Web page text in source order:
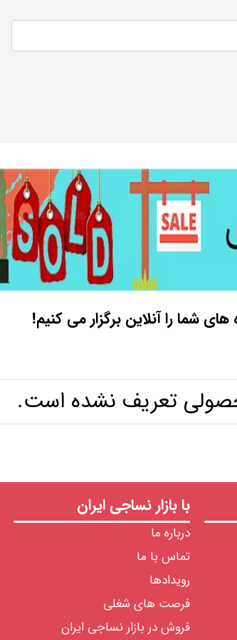
های شما را آنلاین برگزار می کنیم!
تعریف نشده است.
با بازار نساجی ایران
درباره ما
تماس با ما
رویدادها
فرصت های شغلی
فروش در بازار نساجی ایران